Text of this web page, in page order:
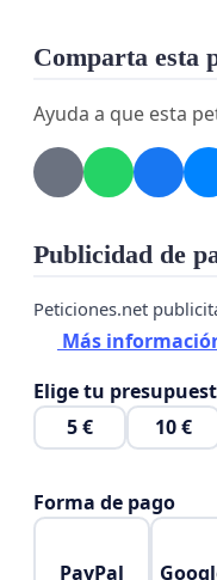
Comparta esta
Ayuda a que esta
Publicidad de
Peticiones.net
Más
Elige tu
5 €
10 €
Forma de pago
PayPal